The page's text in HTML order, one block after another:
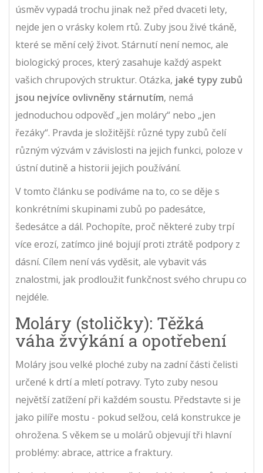
úsměv vypadá trochu jinak než před dvaceti lety,
nejde jen o vrásky kolem rtů. Zuby jsou živé tkáně,
které se mění celý život. Stárnutí není nemoc, ale
biologický proces, který zasahuje každý aspekt
vašich chrupových struktur. Otázka, jaké typy zubů
jsou nejvíce ovlivněny stárnutím, nemá
jednoduchou odpověď „jen moláry“ nebo „jen
řezáky“. Pravda je složitější: různé typy zubů čelí
různým výzvám v závislosti na jejich funkci, poloze v
ústní dutině a historii jejich používání.
V tomto článku se podíváme na to, co se děje s
konkrétními skupinami zubů po padesátce,
šedesátce a dál. Pochopíte, proč některé zuby trpí
více erozí, zatímco jiné bojují proti ztrátě podpory z
dásní. Cílem není vás vyděsit, ale vybavit vás
znalostmi, jak prodloužit funkčnost svého chrupu co
nejdéle.
Moláry (stoličky): Těžká
váha žvýkání a opotřebení
Moláry jsou velké ploché zuby na zadní části čelisti
určené k drtí a mletí potravy. Tyto zuby nesou
největší zatížení při každém soustu. Představte si je
jako pilíře mostu - pokud selžou, celá konstrukce je
ohrožena. S věkem se u molárů objevují tři hlavní
problémy: abrace, attrice a fraktury.